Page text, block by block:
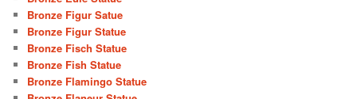
Bronze Figur Satue
Bronze Figur Statue
Bronze Fisch Statue
Bronze Fish Statue
Bronze Flamingo Statue